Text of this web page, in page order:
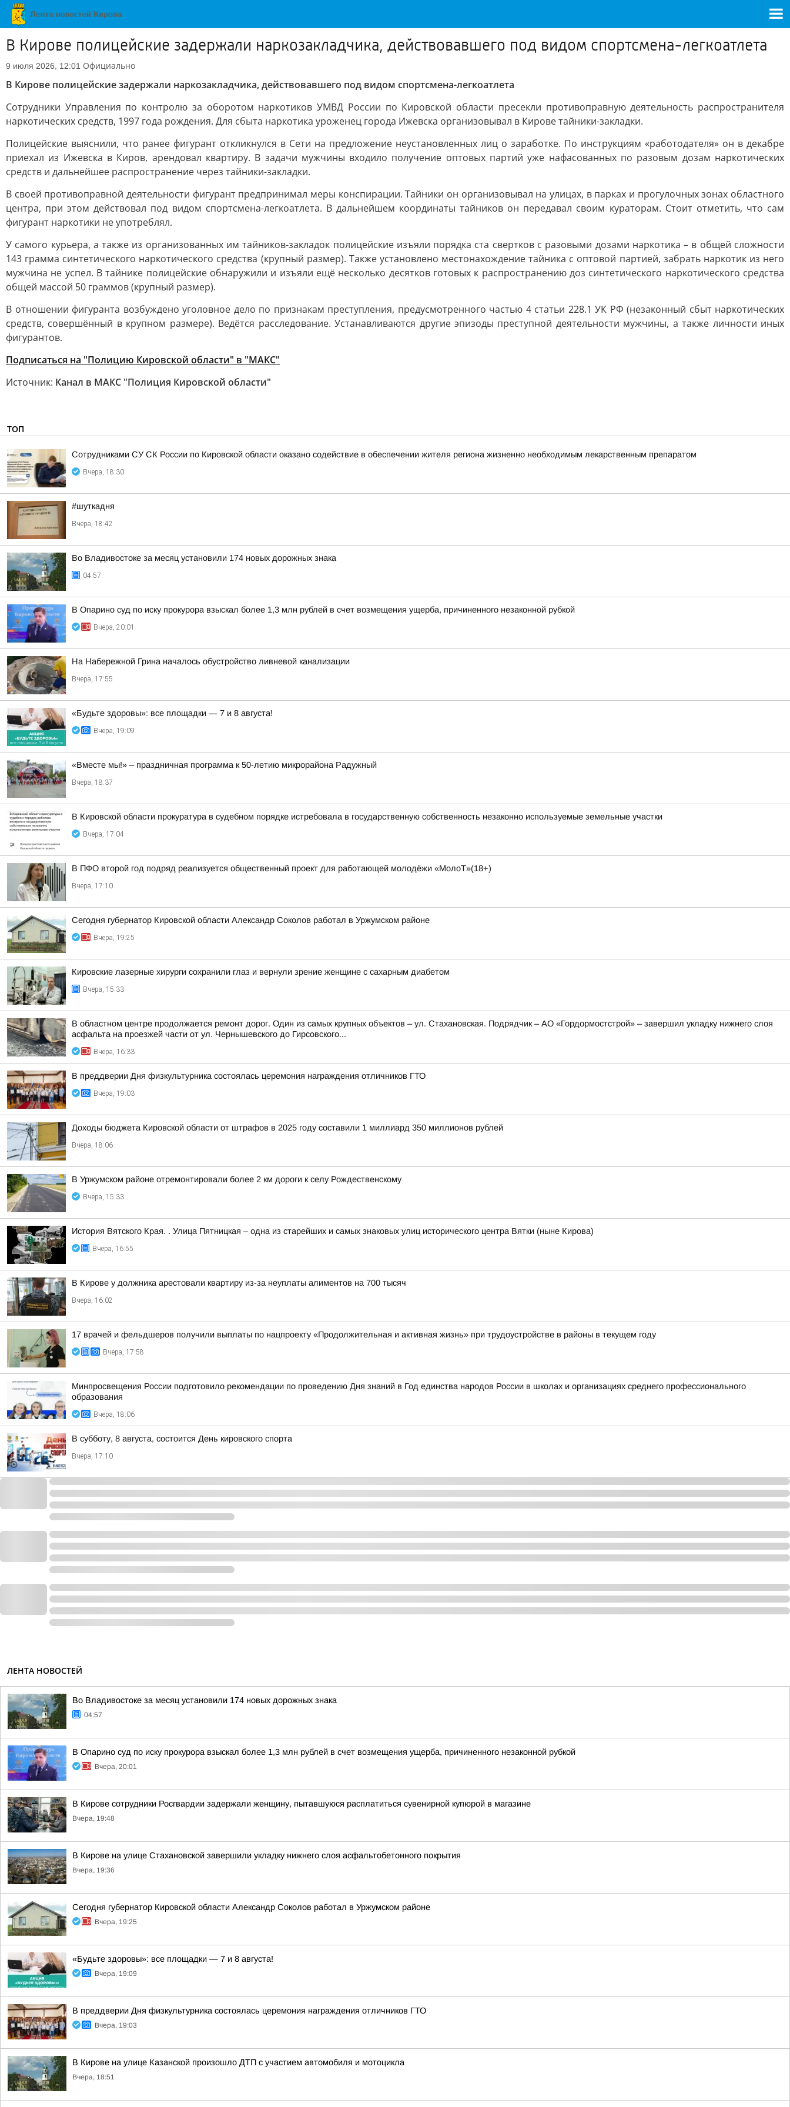
В Кирове полицейские задержали наркозакладчика, действовавшего под видом спортсмена-легкоатлета
9 июля 2026, 12:01 Официально
В Кирове полицейские задержали наркозакладчика, действовавшего под видом спортсмена-легкоатлета
Сотрудники Управления по контролю за оборотом наркотиков УМВД России по Кировской области пресекли противоправную деятельность распространителя
наркотических средств, 1997 года рождения. Для сбыта наркотика уроженец города Ижевска организовывал в Кирове тайники-закладки.
Полицейские выяснили, что ранее фигурант откликнулся в Сети на предложение неустановленных лиц о заработке. По инструкциям «работодателя» он в декабре
приехал из Ижевска в Киров, арендовал квартиру. В задачи мужчины входило получение оптовых партий уже нафасованных по разовым дозам наркотических
средств и дальнейшее распространение через тайники-закладки.
В своей противоправной деятельности фигурант предпринимал меры конспирации. Тайники он организовывал на улицах, в парках и прогулочных зонах областного
центра, при этом действовал под видом спортсмена-легкоатлета. В дальнейшем координаты тайников он передавал своим кураторам. Стоит отметить, что сам
фигурант наркотики не употреблял.
У самого курьера, а также из организованных им тайников-закладок полицейские изъяли порядка ста свертков с разовыми дозами наркотика – в общей сложности
143 грамма синтетического наркотического средства (крупный размер). Также установлено местонахождение тайника с оптовой партией, забрать наркотик из него
мужчина не успел. В тайнике полицейские обнаружили и изъяли ещё несколько десятков готовых к распространению доз синтетического наркотического средства
общей массой 50 граммов (крупный размер).
В отношении фигуранта возбуждено уголовное дело по признакам преступления, предусмотренного частью 4 статьи 228.1 УК РФ (незаконный сбыт наркотических
средств, совершённый в крупном размере). Ведётся расследование. Устанавливаются другие эпизоды преступной деятельности мужчины, а также личности иных
фигурантов.
Подписаться на "Полицию Кировской области" в "МАКС"
Источник: Канал в МАКС "Полиция Кировской области"
ТОП
Сотрудниками СУ СК России по Кировской области оказано содействие в обеспечении жителя региона жизненно необходимым лекарственным препаратом
Вчера, 18:30
#шуткадня
Вчера, 18:42
Во Владивостоке за месяц установили 174 новых дорожных знака
04:57
В Опарино суд по иску прокурора взыскал более 1,3 млн рублей в счет возмещения ущерба, причиненного незаконной рубкой
Вчера, 20:01
На Набережной Грина началось обустройство ливневой канализации
Вчера, 17:55
«Будьте здоровы»: все площадки — 7 и 8 августа!
Вчера, 19:09
«Вместе мы!» – праздничная программа к 50-летию микрорайона Радужный
Вчера, 18:37
В Кировской области прокуратура в судебном порядке истребовала в государственную собственность незаконно используемые земельные участки
Вчера, 17:04
В ПФО второй год подряд реализуется общественный проект для работающей молодёжи «МолоТ»(18+)
Вчера, 17:10
Сегодня губернатор Кировской области Александр Соколов работал в Уржумском районе
Вчера, 19:25
Кировские лазерные хирурги сохранили глаз и вернули зрение женщине с сахарным диабетом
Вчера, 15:33
В областном центре продолжается ремонт дорог. Один из самых крупных объектов – ул. Стахановская. Подрядчик – АО «Гордормостстрой» – завершил укладку нижнего слоя
асфальта на проезжей части от ул. Чернышевского до Гирсовского...
Вчера, 16:33
В преддверии Дня физкультурника состоялась церемония награждения отличников ГТО
Вчера, 19:03
Доходы бюджета Кировской области от штрафов в 2025 году составили 1 миллиард 350 миллионов рублей
Вчера, 18:06
В Уржумском районе отремонтировали более 2 км дороги к селу Рождественскому
Вчера, 15:33
История Вятского Края. . Улица Пятницкая – одна из старейших и самых знаковых улиц исторического центра Вятки (ныне Кирова)
Вчера, 16:55
В Кирове у должника арестовали квартиру из-за неуплаты алиментов на 700 тысяч
Вчера, 16:02
17 врачей и фельдшеров получили выплаты по нацпроекту «Продолжительная и активная жизнь» при трудоустройстве в районы в текущем году
Вчера, 17:58
Минпросвещения России подготовило рекомендации по проведению Дня знаний в Год единства народов России в школах и организациях среднего профессионального
образования
Вчера, 18:06
В субботу, 8 августа, состоится День кировского спорта
Вчера, 17:10
ЛЕНТА НОВОСТЕЙ
Во Владивостоке за месяц установили 174 новых дорожных знака
04:57
В Опарино суд по иску прокурора взыскал более 1,3 млн рублей в счет возмещения ущерба, причиненного незаконной рубкой
Вчера, 20:01
В Кирове сотрудники Росгвардии задержали женщину, пытавшуюся расплатиться сувенирной купюрой в магазине
Вчера, 19:48
В Кирове на улице Стахановской завершили укладку нижнего слоя асфальтобетонного покрытия
Вчера, 19:36
Сегодня губернатор Кировской области Александр Соколов работал в Уржумском районе
Вчера, 19:25
«Будьте здоровы»: все площадки — 7 и 8 августа!
Вчера, 19:09
В преддверии Дня физкультурника состоялась церемония награждения отличников ГТО
Вчера, 19:03
В Кирове на улице Казанской произошло ДТП с участием автомобиля и мотоцикла
Вчера, 18:51